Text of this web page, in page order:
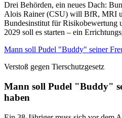
Drei Behörden, ein neues Dach:
Alois Rainer (CSU) will BfR, MRI
Bundesinstitut für Risikobewertung
2029 soll es starten – ein
Mann soll Pudel "Buddy" seiner
Verstoß gegen Tierschutzgesetz
Mann soll Pudel "Buddy"
haben